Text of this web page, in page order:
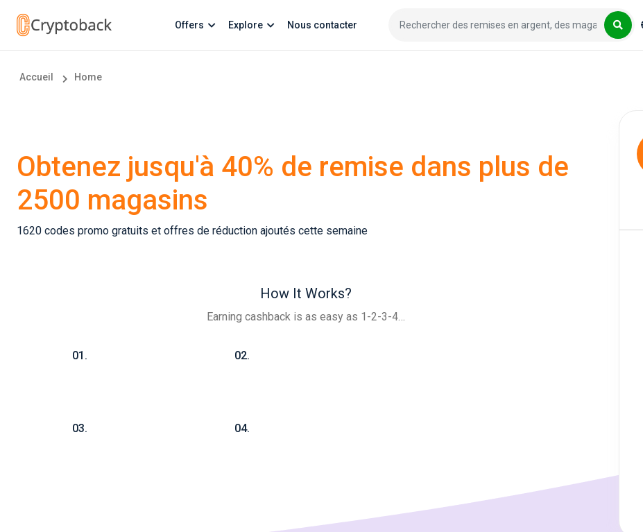
Offers Explore Nous contacter
Accueil Home
Obtenez jusqu'à 40% de remise dans plus de
2500 magasins
1620 codes promo gratuits et offres de réduction ajoutés cette semaine
How It Works?
Earning cashback is as easy as 1-2-3-4…
01. 02.
03. 04.